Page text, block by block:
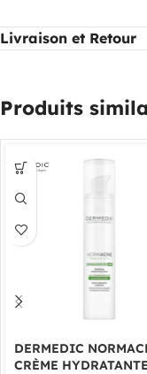
Livraison et Retour
Produits
DERMEDIC
CRÈME HYDRATANTE